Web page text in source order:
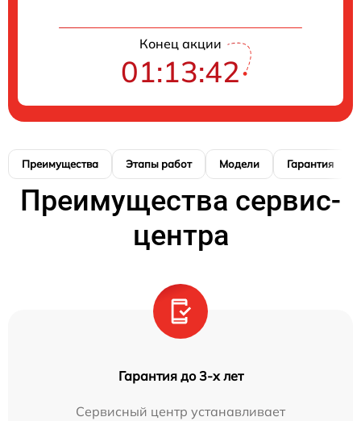
Конец акции
01:13:42
Преимущества Этапы работ Модели Гарантия
Преимущества сервис-
центра
Гарантия до 3-х лет
Сервисный центр устанавливает